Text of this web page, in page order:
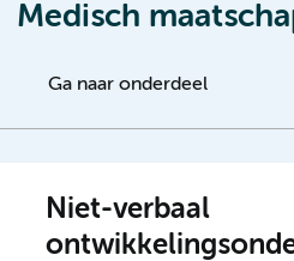
Medisch
Ga naar onderdeel
Niet-verbaal